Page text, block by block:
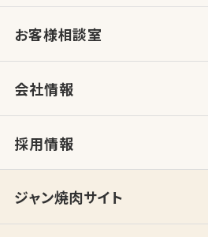
お客様相談室
会社情報
採用情報
ジャン焼肉サイト